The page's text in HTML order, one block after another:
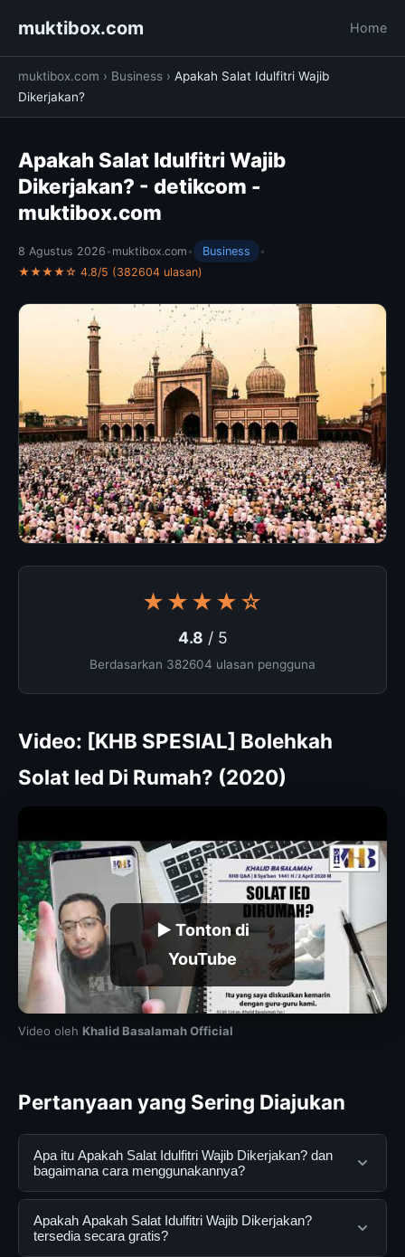
muktibox.com Home
muktibox.com › Business › Apakah Salat Idulfitri Wajib
Dikerjakan?
Apakah Salat Idulfitri Wajib
Dikerjakan? - detikcom -
muktibox.com
8 Agustus 2026 • muktibox.com • Business
•
★★★★☆ 4.8/5 (382604 ulasan)
★★★★☆
4.8 / 5
Berdasarkan 382604 ulasan pengguna
Video: [KHB SPESIAL] Bolehkah
Solat Ied Di Rumah? (2020)
▶ Tonton di
YouTube
Video oleh Khalid Basalamah Official
Pertanyaan yang Sering Diajukan
Apa itu Apakah Salat Idulfitri Wajib Dikerjakan? dan
bagaimana cara menggunakannya?
Apakah Salat Idulfitri Wajib Dikerjakan? adalah layanan
digital yang dirancang untuk membantu pengguna
Apakah Apakah Salat Idulfitri Wajib Dikerjakan?
tersedia secara gratis?